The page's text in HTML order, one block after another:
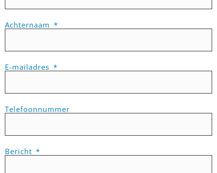
Achternaam
E-mailadres
Telefoonnummer
Bericht